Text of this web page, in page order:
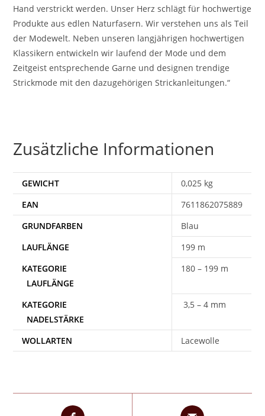
Hand verstrickt werden. Unser Herz schlägt für hochwertige
Produkte aus edlen Naturfasern. Wir verstehen uns als Teil
der Modewelt. Neben unseren langjährigen hochwertigen
Klassikern entwickeln wir laufend der Mode und dem
Zeitgeist entsprechende Garne und designen trendige
Strickmode mit den dazugehörigen Strickanleitungen.“
Zusätzliche Informationen
GEWICHT
0,025 kg
EAN
7611862075889
Blau
199 m
180 – 199 m
3,5 – 4 mm
WOLLARTEN Lacewolle